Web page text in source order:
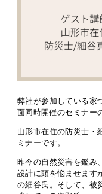
弊社が参加している家
面同時開催のセミナー
山形市在住の防災士・
ミナーです。
昨今の自然災害を鑑み
設計に頭を悩ませます
の細谷氏。そして、被